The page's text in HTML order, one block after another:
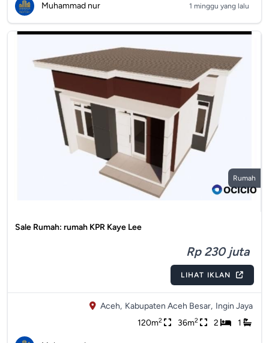
Muhammad nur 1 minggu yang lalu
Rumah
Sale Rumah: rumah KPR Kaye Lee
Rp 230 juta
LIHAT IKLAN
Aceh, Kabupaten Aceh Besar, Ingin Jaya
120m2 36m2 2 1